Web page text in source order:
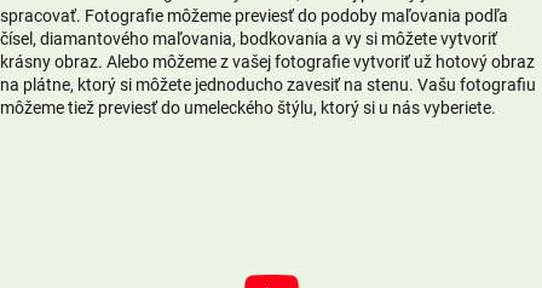
spracovať. Fotografie môžeme previesť do podoby maľovania podľa
čísel, diamantového maľovania, bodkovania a vy si môžete vytvoriť
krásny obraz. Alebo môžeme z vašej fotografie vytvoriť už hotový obraz
na plátne, ktorý si môžete jednoducho zavesiť na stenu. Vašu fotografiu
môžeme tiež previesť do umeleckého štýlu, ktorý si u nás vyberiete.